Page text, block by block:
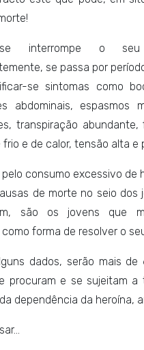
se interrompe o
se passa por
se sintomas como
abdominais, espasmos
transpiração abundante,
e de calor, tensão alta e
consumo excessivo de
de morte no seio dos
são os jovens que
forma de resolver o
dados, serão mais de
procuram e se sujeitam a
dependência da heroína,